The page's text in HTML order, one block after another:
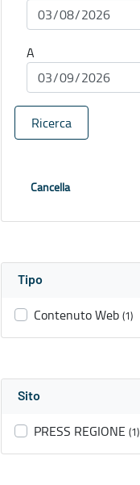
A
Ricerca
Cancella
Tipo
Contenuto Web (1)
Sito
PRESS REGIONE (1)